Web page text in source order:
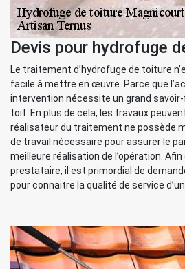
Devis pour hydrofuge
Le traitement d’hydrofuge de toiture
facile à mettre en œuvre. Parce que
intervention nécessite un grand
toit. En plus de cela, les travaux
réalisateur du traitement ne possède
de travail nécessaire pour assurer le
meilleure réalisation de l’opération. Afin
prestataire, il est primordial de
pour connaitre la qualité de service